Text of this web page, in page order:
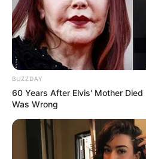
BUZZDAY
60 Years After Elvis' Mother Died
Was Wrong